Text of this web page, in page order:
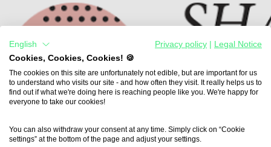
English Privacy policy
Legal Notice
Cookies, Cookies, Cookies! 🍪
The cookies on this site are unfortunately not edible, but are important for us
to understand who visits our site - and how often they visit. It really helps us to
find out if what we're doing here is reaching people like you. We're happy for
everyone to take our cookies!
You can also withdraw your consent at any time. Simply click on “Cookie
settings” at the bottom of the page and adjust your settings.